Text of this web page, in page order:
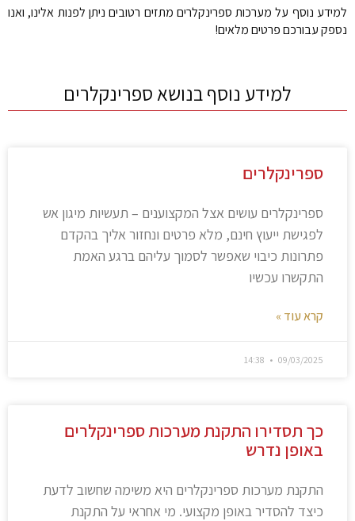
למידע נוסף על מערכות ספרינקלרים מתזים רטובים ניתן לפנות אלינו, ואנו
נספק עבורכם פרטים מלאים!
למידע נוסף בנושא ספרינקלרים
ספרינקלרים
ספרינקלרים עושים אצל המקצוענים – תעשיות מיגון אש
לפגישת ייעוץ חינם, מלא פרטים ונחזור אליך בהקדם
פתרונות כיבוי שאפשר לסמוך עליהם ברגע האמת
התקשרו עכשיו
קרא עוד »
09/03/2025
כך תסדירו התקנת מערכות ספרינקלרים
באופן נדרש
התקנת מערכות ספרינקלרים היא משימה שחשוב לדעת
כיצד להסדיר באופן מקצועי. מי אחראי על התקנת